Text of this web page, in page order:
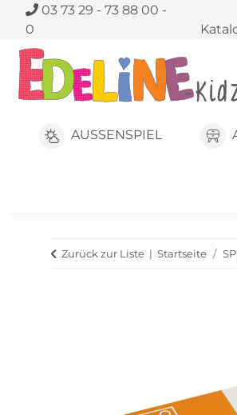
03 73 29 - 73 88 00 -
0
AUSSENSPIEL
Zurück zur Liste Startseite